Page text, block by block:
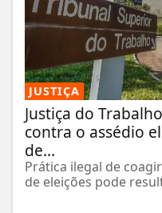
JUSTIÇA
Justiça do
contra o assédio
de...
Prática ilegal de
de eleições pode